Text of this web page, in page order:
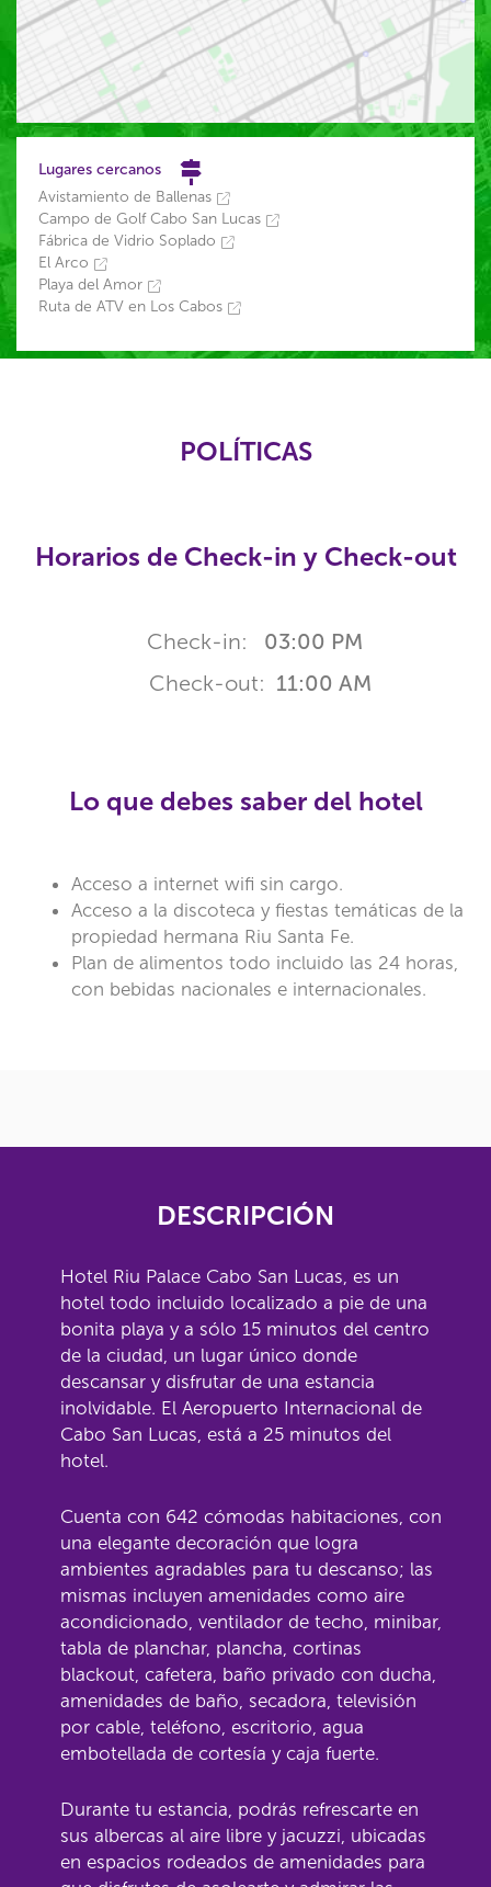
Lugares cercanos
Avistamiento de Ballenas
Campo de Golf Cabo San Lucas
Fábrica de Vidrio Soplado
El Arco
Playa del Amor
Ruta de ATV en Los Cabos
POLÍTICAS
Horarios de Check-in y Check-out
Check-in: 03:00 PM
Check-out: 11:00 AM
Lo que debes saber del hotel
Acceso a internet wifi sin cargo.
Acceso a la discoteca y fiestas temáticas de la
propiedad hermana Riu Santa Fe.
Plan de alimentos todo incluido las 24 horas,
con bebidas nacionales e internacionales.
DESCRIPCIÓN
Hotel Riu Palace Cabo San Lucas, es un
hotel todo incluido localizado a pie de una
bonita playa y a sólo 15 minutos del centro
de la ciudad, un lugar único donde
descansar y disfrutar de una estancia
inolvidable. El Aeropuerto Internacional de
Cabo San Lucas, está a 25 minutos del
hotel.
Cuenta con 642 cómodas habitaciones, con
una elegante decoración que logra
ambientes agradables para tu descanso; las
mismas incluyen amenidades como aire
acondicionado, ventilador de techo, minibar,
tabla de planchar, plancha, cortinas
blackout, cafetera, baño privado con ducha,
amenidades de baño, secadora, televisión
por cable, teléfono, escritorio, agua
embotellada de cortesía y caja fuerte.
Durante tu estancia, podrás refrescarte en
sus albercas al aire libre y jacuzzi, ubicadas
en espacios rodeados de amenidades para